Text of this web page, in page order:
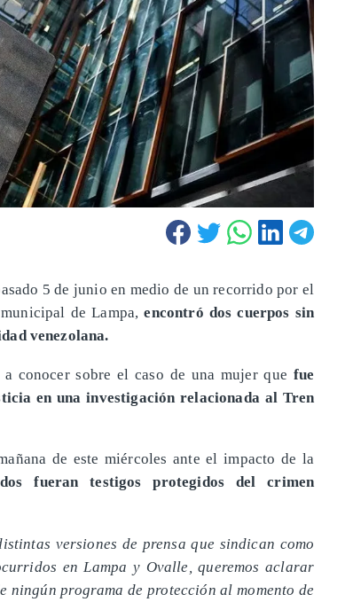
5 de junio en medio de un recorrido por el
de Lampa,encontró dos cuerpos sin
venezolana.
conocer sobre el caso de una mujer que fue
en una investigación relacionada al Tren
de este miércoles ante el impacto de la
fueran testigos protegidos del crimen
versiones de prensa que sindican como
en Lampa y Ovalle, queremos aclarar
ningún programa de protección al momento de